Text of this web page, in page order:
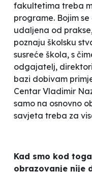
fakultetima treba
programe. Bojim
udaljena od
poznaju školsku
susreće škola, s
odgajatelj,
bazi dobivam
Centar Vladimir
samo na osnovno
savjeta treba za
Kad smo kod
obrazovanje nije